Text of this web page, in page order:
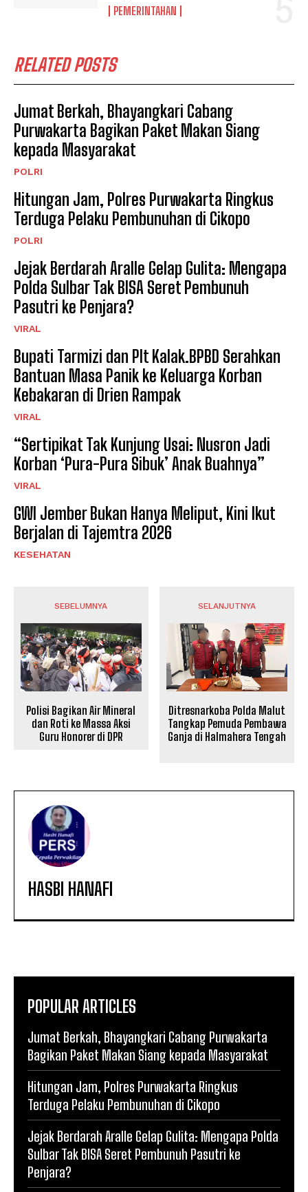
PEMERINTAHAN
RELATED POSTS
Jumat Berkah, Bhayangkari Cabang
Purwakarta Bagikan Paket Makan Siang
kepada Masyarakat
POLRI
Hitungan Jam, Polres Purwakarta Ringkus
Terduga Pelaku Pembunuhan di Cikopo
POLRI
Jejak Berdarah Aralle Gelap Gulita: Mengapa
Polda Sulbar Tak BISA Seret Pembunuh
Pasutri ke Penjara?
VIRAL
Bupati Tarmizi dan Plt Kalak.BPBD Serahkan
Bantuan Masa Panik ke Keluarga Korban
Kebakaran di Drien Rampak
VIRAL
“Sertipikat Tak Kunjung Usai: Nusron Jadi
Korban ‘Pura-Pura Sibuk’ Anak Buahnya”
VIRAL
GWI Jember Bukan Hanya Meliput, Kini Ikut
Berjalan di Tajemtra 2026
KESEHATAN
SEBELUMNYA
Polisi Bagikan Air Mineral
dan Roti ke Massa Aksi
Guru Honorer di DPR
SELANJUTNYA
Ditresnarkoba Polda Malut
Tangkap Pemuda Pembawa
Ganja di Halmahera Tengah
HASBI HANAFI
POPULAR ARTICLES
Jumat Berkah, Bhayangkari Cabang Purwakarta
Bagikan Paket Makan Siang kepada Masyarakat
Hitungan Jam, Polres Purwakarta Ringkus
Terduga Pelaku Pembunuhan di Cikopo
Jejak Berdarah Aralle Gelap Gulita: Mengapa Polda
Sulbar Tak BISA Seret Pembunuh Pasutri ke
Penjara?